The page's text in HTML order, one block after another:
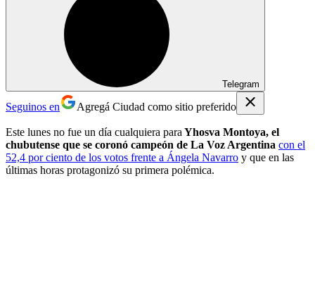
Telegram
Seguinos en Agregá Ciudad como sitio preferido
Este lunes no fue un día cualquiera para Yhosva Montoya, el
chubutense que se coronó campeón de La Voz Argentina con el
52,4 por ciento de los votos frente a Ángela Navarro y que en las
últimas horas protagonizó su primera polémica.